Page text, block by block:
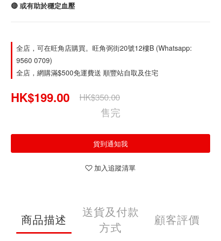
🔴 或有助於穩定血壓
全店，可在旺角店購買。旺角弼街20號12樓B (Whatsapp:
9560 0709)
全店，網購滿$500免運費送 順豐站自取及住宅
HK$199.00 HK$350.00
售完
貨到通知我
加入追蹤清單
商品描述
送貨及付款
方式
顧客評價